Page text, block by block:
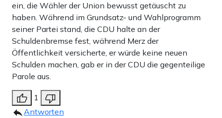
ein, die Wähler der Union bewusst getäuscht zu
haben. Während im Grundsatz- und Wahlprogramm
seiner Partei stand, die CDU halte an der
Schuldenbremse fest, während Merz der
Öffentlichkeit versicherte, er würde keine neuen
Schulden machen, gab er in der CDU die gegenteilige
Parole aus.
1
Antworten